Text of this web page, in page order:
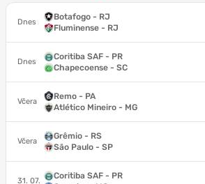
Dnes
Botafogo - RJ
Fluminense - RJ
Dnes
Coritiba SAF - PR
Chapecoense - SC
Včera
Remo - PA
Atlético Mineiro - MG
Včera
Grêmio - RS
São Paulo - SP
31. 07.
Coritiba SAF - PR